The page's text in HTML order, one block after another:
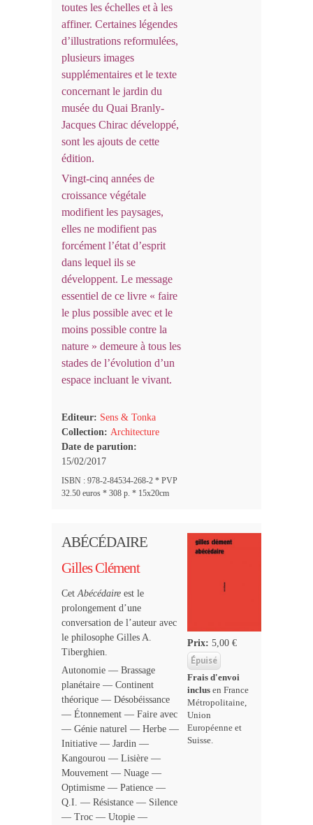
toutes les échelles et à les
affiner. Certaines légendes
d’illustrations reformulées,
plusieurs images
supplémentaires et le texte
concernant le jardin du
musée du Quai Branly-
Jacques Chirac développé,
sont les ajouts de cette
édition.
Vingt-cinq années de
croissance végétale
modifient les paysages,
elles ne modifient pas
forcément l’état d’esprit
dans lequel ils se
développent. Le message
essentiel de ce livre « faire
le plus possible avec et le
moins possible contre la
nature » demeure à tous les
stades de l’évolution d’un
espace incluant le vivant.
Editeur: Sens & Tonka
Collection: Architecture
Date de parution:
15/02/2017
ISBN : 978-2-84534-268-2 * PVP
32.50 euros * 308 p. * 15x20cm
ABÉCÉDAIRE
Gilles Clément
Cet Abécédaire est le
prolongement d’une
conversation de l’auteur avec
le philosophe Gilles A.
Tiberghien.
Autonomie — Brassage
planétaire — Continent
théorique — Désobéissance
— Étonnement — Faire avec
— Génie naturel — Herbe —
Initiative — Jardin —
Kangourou — Lisière —
Mouvement — Nuage —
Optimisme — Patience —
Q.I. — Résistance — Silence
— Troc — Utopie —
Prix:5,00 €
Frais d'envoi
inclus en France
Métropolitaine,
Union
Européenne et
Suisse.